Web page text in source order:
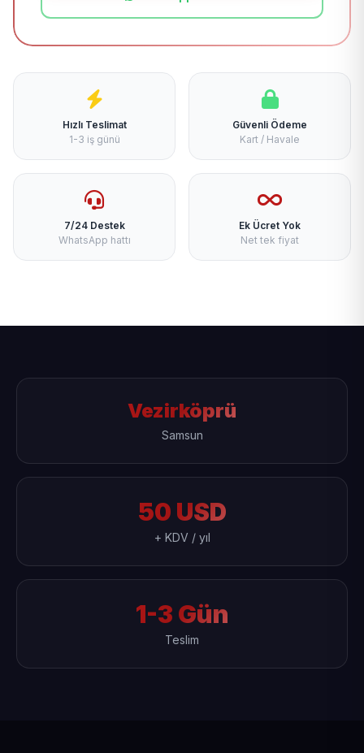
Hızlı Teslimat
1-3 iş günü
Güvenli Ödeme
Kart / Havale
7/24 Destek
WhatsApp hattı
Ek Ücret Yok
Net tek fiyat
Vezirköprü
Samsun
50 USD
+ KDV / yıl
1-3 Gün
Teslim